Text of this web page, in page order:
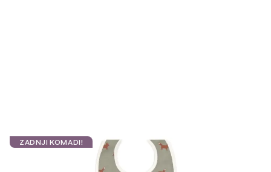
ZADNJI KOMADI!